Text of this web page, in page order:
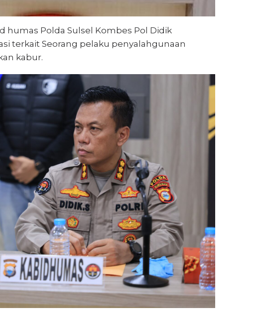
humas Polda Sulsel Kombes Pol Didik
terkait Seorang pelaku penyalahgunaan
kabur.